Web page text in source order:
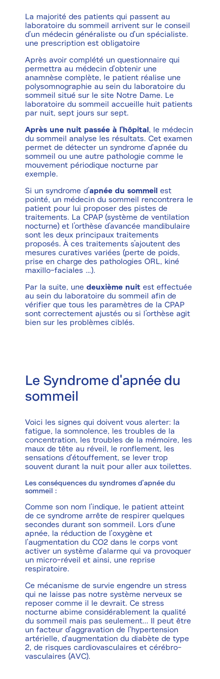
La majorité des patients qui passent au
laboratoire du sommeil arrivent sur le conseil
d'un médecin généraliste ou d'un spécialiste.
une prescription est obligatoire
Après avoir complété un questionnaire qui
permettra au médecin d'obtenir une
anamnèse complète, le patient réalise une
polysomnographie au sein du laboratoire du
sommeil situé sur le site Notre Dame. Le
laboratoire du sommeil accueille huit patients
par nuit, sept jours sur sept.
Après une nuit passée à l'hôpital, le médecin
du sommeil analyse les résultats. Cet examen
permet de détecter un syndrome d'apnée du
sommeil ou une autre pathologie comme le
mouvement périodique nocturne par
exemple.
Si un syndrome d’apnée du sommeil est
pointé, un médecin du sommeil rencontrera le
patient pour lui proposer des pistes de
traitements. La CPAP (système de ventilation
nocturne) et l’orthèse d’avancée mandibulaire
sont les deux principaux traitements
proposés. À ces traitements s’ajoutent des
mesures curatives variées (perte de poids,
prise en charge des pathologies ORL, kiné
maxillo-faciales …).
Par la suite, unedeuxième nuit est effectuée
au sein du laboratoire du sommeil afin de
vérifier que tous les paramètres de la CPAP
sont correctement ajustés ou si l’orthèse agit
bien sur les problèmes ciblés.
Le Syndrome d'apnée du
sommeil
Voici les signes qui doivent vous alerter: la
fatigue, la somnolence, les troubles de la
concentration, les troubles de la mémoire, les
maux de tête au réveil, le ronflement, les
sensations d'étouffement, se lever trop
souvent durant la nuit pour aller aux toilettes.
Les conséquences du syndromes d'apnée du
sommeil :
Comme son nom l'indique, le patient atteint
de ce syndrome arrête de respirer quelques
secondes durant son sommeil. Lors d'une
apnée, la réduction de l'oxygène et
l'augmentation du CO2 dans le corps vont
activer un système d'alarme qui va provoquer
un micro-réveil et ainsi, une reprise
respiratoire.
Ce mécanisme de survie engendre un stress
qui ne laisse pas notre système nerveux se
reposer comme il le devrait. Ce stress
nocturne abime considérablement la qualité
du sommeil mais pas seulement... Il peut être
un facteur d'aggravation de l'hypertension
artérielle, d'augmentation du diabète de type
2, de risques cardiovasculaires et cérébro-
vasculaires (AVC).